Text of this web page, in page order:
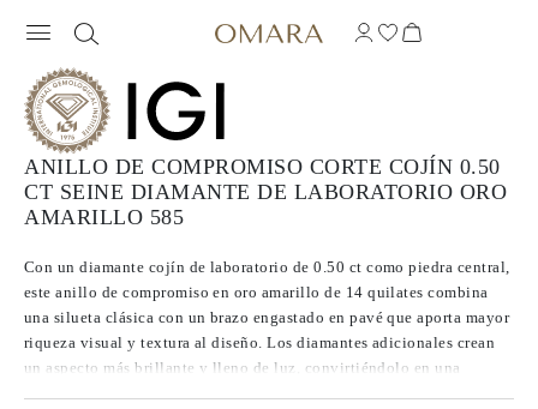
ANILLO DE COMPROMISO CORTE COJÍN 0.50
CT SEINE DIAMANTE DE LABORATORIO ORO
AMARILLO 585
Con un diamante cojín de laboratorio de 0.50 ct como piedra central,
este anillo de compromiso en oro amarillo de 14 quilates combina
una silueta clásica con un brazo engastado en pavé que aporta mayor
riqueza visual y textura al diseño. Los diamantes adicionales crean
un aspecto más brillante y lleno de luz, convirtiéndolo en una